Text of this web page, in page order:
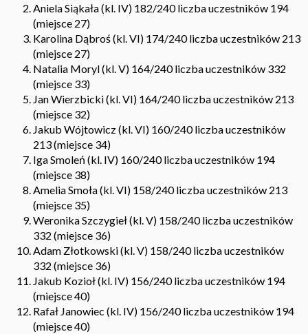
Aniela Siąkała (kl. IV) 182/240 liczba uczestników 194
(miejsce 27)
Karolina Dąbroś (kl. VI) 174/240 liczba uczestników 213
(miejsce 27)
Natalia Moryl (kl. V) 164/240 liczba uczestników 332
(miejsce 33)
Jan Wierzbicki (kl. VI) 164/240 liczba uczestników 213
(miejsce 32)
Jakub Wójtowicz (kl. VI) 160/240 liczba uczestników
213 (miejsce 34)
Iga Smoleń (kl. IV) 160/240 liczba uczestników 194
(miejsce 38)
Amelia Smoła (kl. VI) 158/240 liczba uczestników 213
(miejsce 35)
Weronika Szczygieł (kl. V) 158/240 liczba uczestników
332 (miejsce 36)
Adam Złotkowski (kl. V) 158/240 liczba uczestników
332 (miejsce 36)
Jakub Kozioł (kl. IV) 156/240 liczba uczestników 194
(miejsce 40)
Rafał Janowiec (kl. IV) 156/240 liczba uczestników 194
(miejsce 40)